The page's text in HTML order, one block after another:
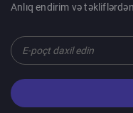
Anlıq endirim və